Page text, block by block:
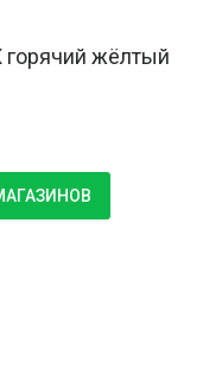
жёлтый